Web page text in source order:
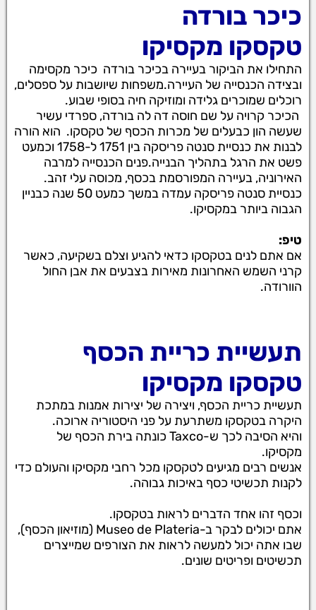
כיכר בורדה
טקסקו מקסיקו
התחילו את הביקור בעיירה בכיכר בורדה כיכר מקסימה
ובצידה הכנסייה של העיירה.משפחות שיושבות על ספסלים,
רוכלים שמוכרים גלידה ומוזיקה חיה בסופי שבוע.
הכיכר קרויה על שם חוסה דה לה בורדה, ספרדי עשיר
שעשה הון כבעלים של מכרות הכסף של טקסקו. הוא הורה
לבנות את כנסיית סנטה פריסקה בין 1751 ל-1758 וכמעט
פשט את הרגל בתהליך הבנייה.פנים הכנסייה למרבה
האירוניה, בעיירה המפורסמת בכסף, מכוסה עלי זהב.
כנסיית סנטה פריסקה עמדה במשך כמעט 50 שנה כבניין
הגבוה ביותר במקסיקו.
טיפ:
אם אתם לנים בטקסקו כדאי להגיע וצלם בשקיעה, כאשר
קרני השמש האחרונות מאירות בצבעים את אבן החול
הוורודה.
תעשיית כריית הכסף
טקסקו מקסיקו
תעשיית כריית הכסף, ויצירה של יצירות אמנות במתכת
היקרה בטקסקו משתרעת על פני היסטוריה ארוכה.
והיא הסיבה לכך ש-Taxco כונתה בירת הכסף של
מקסיקו.
אנשים רבים מגיעים לטקסקו מכל רחבי מקסיקו והעולם כדי
לקנות תכשיטי כסף באיכות גבוהה.
וכסף זהו אחד הדברים לראות בטקסקו.
אתם יכולים לבקר ב-Museo de Plateria (מוזיאון הכסף),
שבו אתה יכול למעשה לראות את הצורפים שמייצרים
תכשיטים ופריטים שונים.